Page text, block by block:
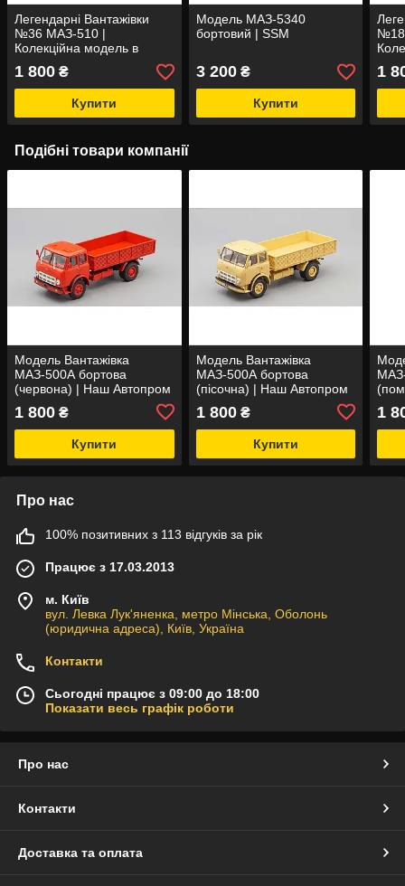
Легендарні Вантажівки
№36 МАЗ-510 |
Колекційна модель в
масштабі 1:43 | Modimio
1 800 ₴
Купити
Модель МАЗ-5340
бортовий | SSM
3 200₴
Купити
1
Подібні товари компанії
Модель Вантажівка
МАЗ-500А бортова
(червона) | Наш Автопром
1 800 ₴
Купити
Модель Вантажівка
МАЗ-500А бортова
(пісочна) | Наш Автопром
1 800₴
Купити
1
Про нас
100% позитивних з 113 відгуків за рік
Працює з 17.03.2013
м. Київ
вул. Левка Лук'яненка, метро Мінська, Оболонь
(юридична адреса), Київ, Україна
Контакти
Сьогодні працює з 09:00 до 18:00
Показати весь графік роботи
Про нас
Контакти
Доставка та оплата